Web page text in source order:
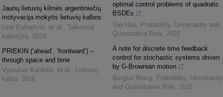
Jaunų lietuvių kilmės argentiniečių
motyvacija mokytis lietuvių kalbos
Lina Kalnaitytė, et al. , Taikomoji
kalbotyra, 2024
PRIEKIN (‘ahead’, ‘frontward’) –
through space and time
Vytautas Kardelis, et al. , Lietuvių
kalba, 2016
optimal control problems of quadratic
BSDEs
Tao Hao, Probability, Uncertainty and
Quantitative Risk, 2025
A note for discrete time feedback
control for stochastic systems driven
by G-Brownian motion
Bingjun Wang, Probability, Uncertainty
and Quantitative Risk, 2025